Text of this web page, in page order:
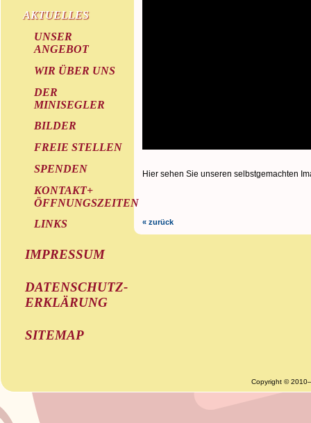
AKTUELLES
UNSER
ANGEBOT
WIR ÜBER UNS
DER
MINISEGLER
BILDER
FREIE STELLEN
SPENDEN
KONTAKT+
ÖFFNUNGSZEITEN
LINKS
IMPRESSUM
DATENSCHUTZ-
ERKLÄRUNG
SITEMAP
Hier sehen Sie unseren selbstgemachten
« zurück
Copyright ©